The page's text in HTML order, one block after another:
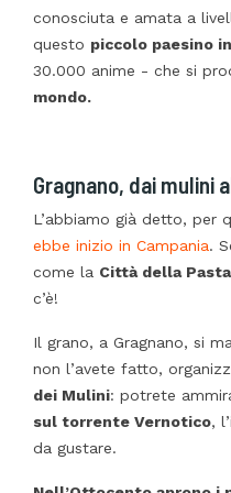
conosciuta e amata a
questo piccolo paesino
30.000 anime - che si
mondo.
Gragnano, dai mulini
L’abbiamo già detto, per
ebbe inizio in Campania.
come la Città della Pasta
c’è!
Il grano, a Gragnano, si
non l’avete fatto,
dei Mulini: potrete
sul torrente Vernotico,
da gustare.